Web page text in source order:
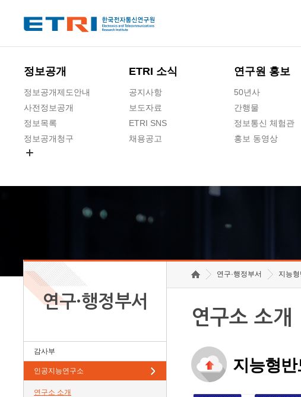
정보공개
정보공개제도안내
사전정보공개
정보목록
정보공개청구
ETRI 소식
공지사항
보도자료
ETRI SNS
채용공고
연구원 홍보
50년사
간행물
정보통신 체험관
홍보 동영상
연구·행정부서
감사부
인공지능연구소
연구소 소개
연구·행정부서 지능
연구소 소개
지능형